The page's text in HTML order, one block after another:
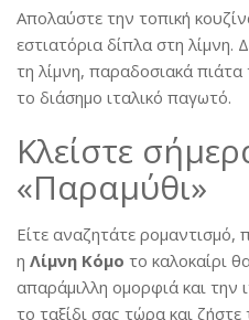
Απολαύστε την τοπική
εστιατόρια δίπλα στη
τη λίμνη, παραδοσιακά
το διάσημο ιταλικό παγωτό.
Κλείστε
«Παραμύθι»
Είτε αναζητάτε ρομαντισμό,
η Λίμνη Κόμο το καλοκαίρι
απαράμιλλη ομορφιά και την
το ταξίδι σας τώρα και ζήστε